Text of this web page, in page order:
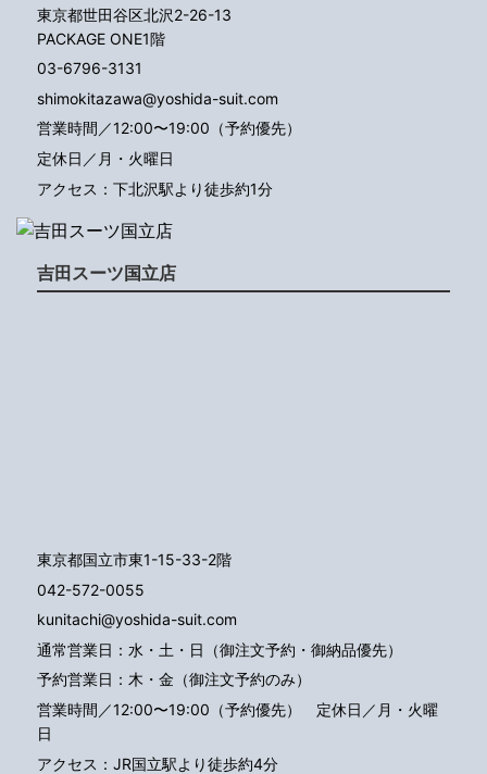
東京都世田谷区北沢2-26-13
PACKAGE ONE1階
03-6796-3131
shimokitazawa@yoshida-suit.com
営業時間／12:00〜19:00（予約優先）
定休日／月・火曜日
アクセス：下北沢駅より徒歩約1分
吉田スーツ国立店
東京都国立市東1-15-33-2階
042-572-0055
kunitachi@yoshida-suit.com
通常営業日：水・土・日（御注文予約・御納品優先）
予約営業日：木・金（御注文予約のみ）
営業時間／12:00〜19:00（予約優先） 定休日／月・火曜
日
アクセス：JR国立駅より徒歩約4分